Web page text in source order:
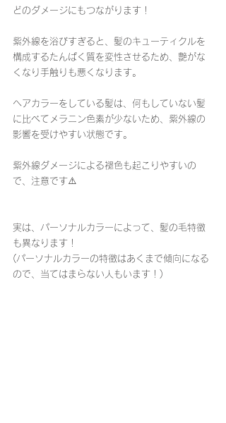
どのダメージにもつながります！
紫外線を浴びすぎると、髪のキューティクルを
構成するたんぱく質を変性させるため、艶がな
くなり手触りも悪くなります。
ヘアカラーをしている髪は、何もしていない髪
に比べてメラニン色素が少ないため、紫外線の
影響を受けやすい状態です。
紫外線ダメージによる褪色も起こりやすいの
で、注意です⚠️
実は、パーソナルカラーによって、髪の毛特徴
も異なります！
(パーソナルカラーの特徴はあくまで傾向になる
ので、当てはまらない人もいます！)